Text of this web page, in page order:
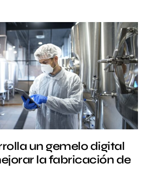
un gemelo digital
la fabricación de